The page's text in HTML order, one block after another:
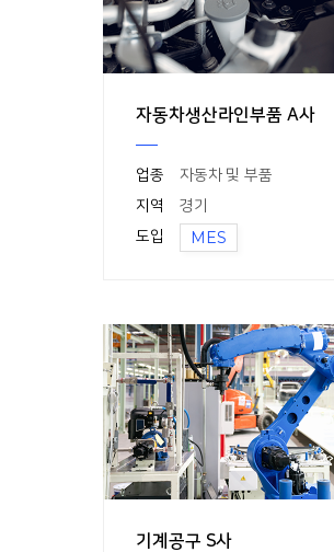
자동차생산라인부품 A사
업종
자동차 및 부품
지역
경기
도입
MES
기계공구 S사